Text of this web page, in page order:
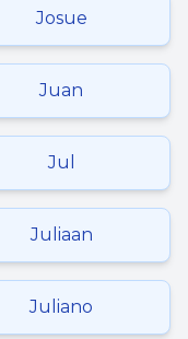
Josue
Juan
Jul
Juliaan
Juliano